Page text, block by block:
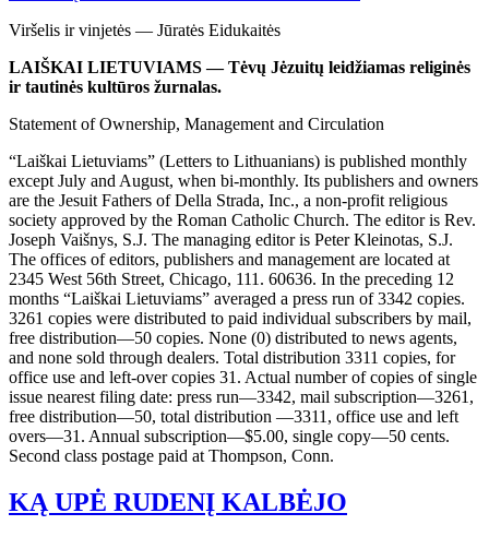
Viršelis ir vinjetės — Jūratės Eidukaitės
LAIŠKAI LIETUVIAMS — Tėvų Jėzuitų leidžiamas religinės
ir tautinės kultūros žurnalas.
Statement of Ownership, Management and Circulation
“Laiškai Lietuviams” (Letters to Lithuanians) is published monthly
except July and August, when bi-monthly. Its publishers and owners
are the Jesuit Fathers of Della Strada, Inc., a non-profit religious
society approved by the Roman Catholic Church. The editor is Rev.
Joseph Vaišnys, S.J. The managing editor is Peter Kleinotas, S.J.
The offices of editors, publishers and management are located at
2345 West 56th Street, Chicago, 111. 60636. In the preceding 12
months “Laiškai Lietuviams” averaged a press run of 3342 copies.
3261 copies were distributed to paid individual subscribers by mail,
free distribution—50 copies. None (0) distributed to news agents,
and none sold through dealers. Total distribution 3311 copies, for
office use and left-over copies 31. Actual number of copies of single
issue nearest filing date: press run—3342, mail subscription—3261,
free distribution—50, total distribution —3311, office use and left
overs—31. Annual subscription—$5.00, single copy—50 cents.
Second class postage paid at Thompson, Conn.
KĄ UPĖ RUDENĮ KALBĖJO